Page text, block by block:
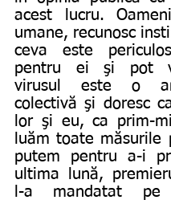
acest lucru.
umane, recunosc
ceva este
pentru ei şi pot
virusul este o
colectivă şi doresc
lor şi eu, ca prim-
luăm toate măsurile
putem pentru a-i
ultima lună,
l-a mandatat pe